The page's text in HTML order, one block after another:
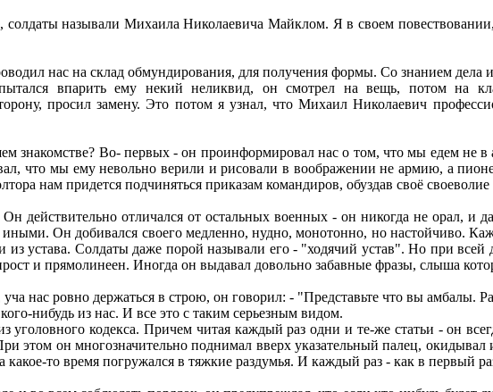
называли Михаила Николаевича Майклом. Я в своем
нас на склад обмундирования, для получения формы. Со знанием дела
впарить ему некий неликвид, он смотрел на вещь, потом на
просил замену. Это потом я узнал, что Михаил Николаевич
знакомстве? Во- первых - он проинформировал нас о том, что мы едем не в
что мы ему невольно верили и рисовали в воображении не армию, а
нам придется подчиняться приказам командиров, обуздав своё
действительно отличался от остальных военных - он никогда не орал, и
Он добивался своего медленно, нудно, монотонно, но настойчиво.
устава. Солдаты даже порой называли его - "ходячий устав". Но при всей
и прямолинеен. Иногда он выдавал довольно забавные фразы, слыша
нас ровно держаться в строю, он говорил: - "Представьте что вы амбалы.
нибудь из нас. И все это с таким серьезным видом.
кодекса. Причем читая каждый раз одни и те-же статьи - он
этом он многозначительно поднимал вверх указательный палец,
какое-то время погружался в тяжкие раздумья. И каждый раз - как в первый